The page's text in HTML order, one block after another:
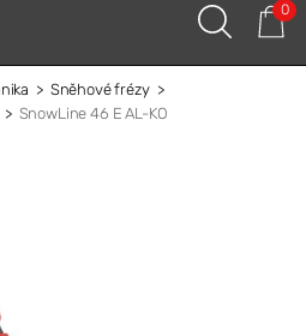
0
Sněhové frézy
SnowLine 46 E AL-KO